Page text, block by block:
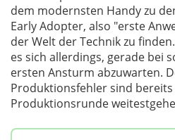
dem modernsten Handy zu
Early Adopter, also "erste
der Welt der Technik zu
es sich allerdings, gerade bei
ersten Ansturm abzuwarten.
Produktionsfehler sind
Produktionsrunde